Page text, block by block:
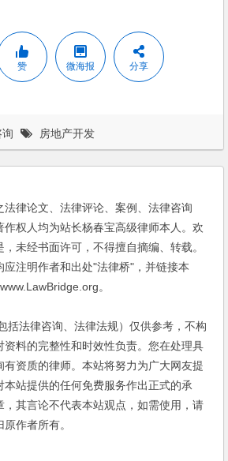
赞 微海报 分享
房地产开发
法律论文、法律评论、案例、法律咨询
作权人均为站长杨春宝高级律师本人。欢
未经书面许可，不得擅自摘编、转载。
应注明作者和出处"法律桥"，并链接本
。
法律咨询、法律法规）仅供参考，不构
资料的完整性和时效性负责。您在处理具
有资质的律师。本站将努力为广大网友提
本站提供的任何免费服务作出正式的承
，其言论不代表本站观点，如需使用，请
作者所有。